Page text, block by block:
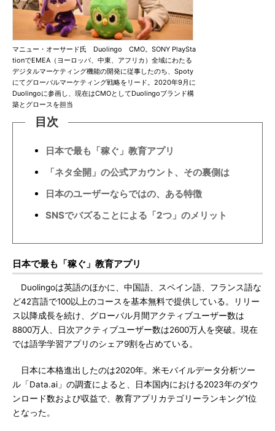
マニュー・オーサード氏 Duolingo CMO。SONY PlaySta
tionでEMEA（ヨーロッパ、中東、アフリカ）全域にわたる
デジタルマーケティング機能の開発に従事したのち、Spoty
にてグローバルマーケティング戦略をリード。2020年9月に
Duolingoに参画し、現在はCMOとしてDuolingoブランド構
築とグロースを担当
目次
日本で最も「稼ぐ」教育アプリ
「ネタ全開」の公式アカウント、その裏側は
日本のユーザーならではの、ある特徴
SNSでバズることによる「2つ」のメリット
日本で最も「稼ぐ」教育アプリ
Duolingoは英語のほかに、中国語、スペイン語、フランス語な
ど42言語で100以上のコースを基本無料で提供している。リリー
ス以降成長を続け、グローバル月間アクティブユーザー数は
8800万人、日次アクティブユーザー数は2600万人を突破。現在
では語学学習アプリのシェア9割を占めている。
日本に本格進出したのは2020年。米モバイルデータ分析ツー
ル「Data.ai」の調査によると、日本国内における2023年のダウ
ンロード数および収益で、教育アプリカテゴリーランキング1位
となった。